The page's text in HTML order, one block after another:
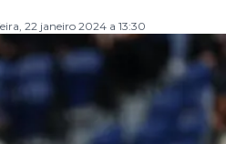
22 janeiro 2024 a 13:30